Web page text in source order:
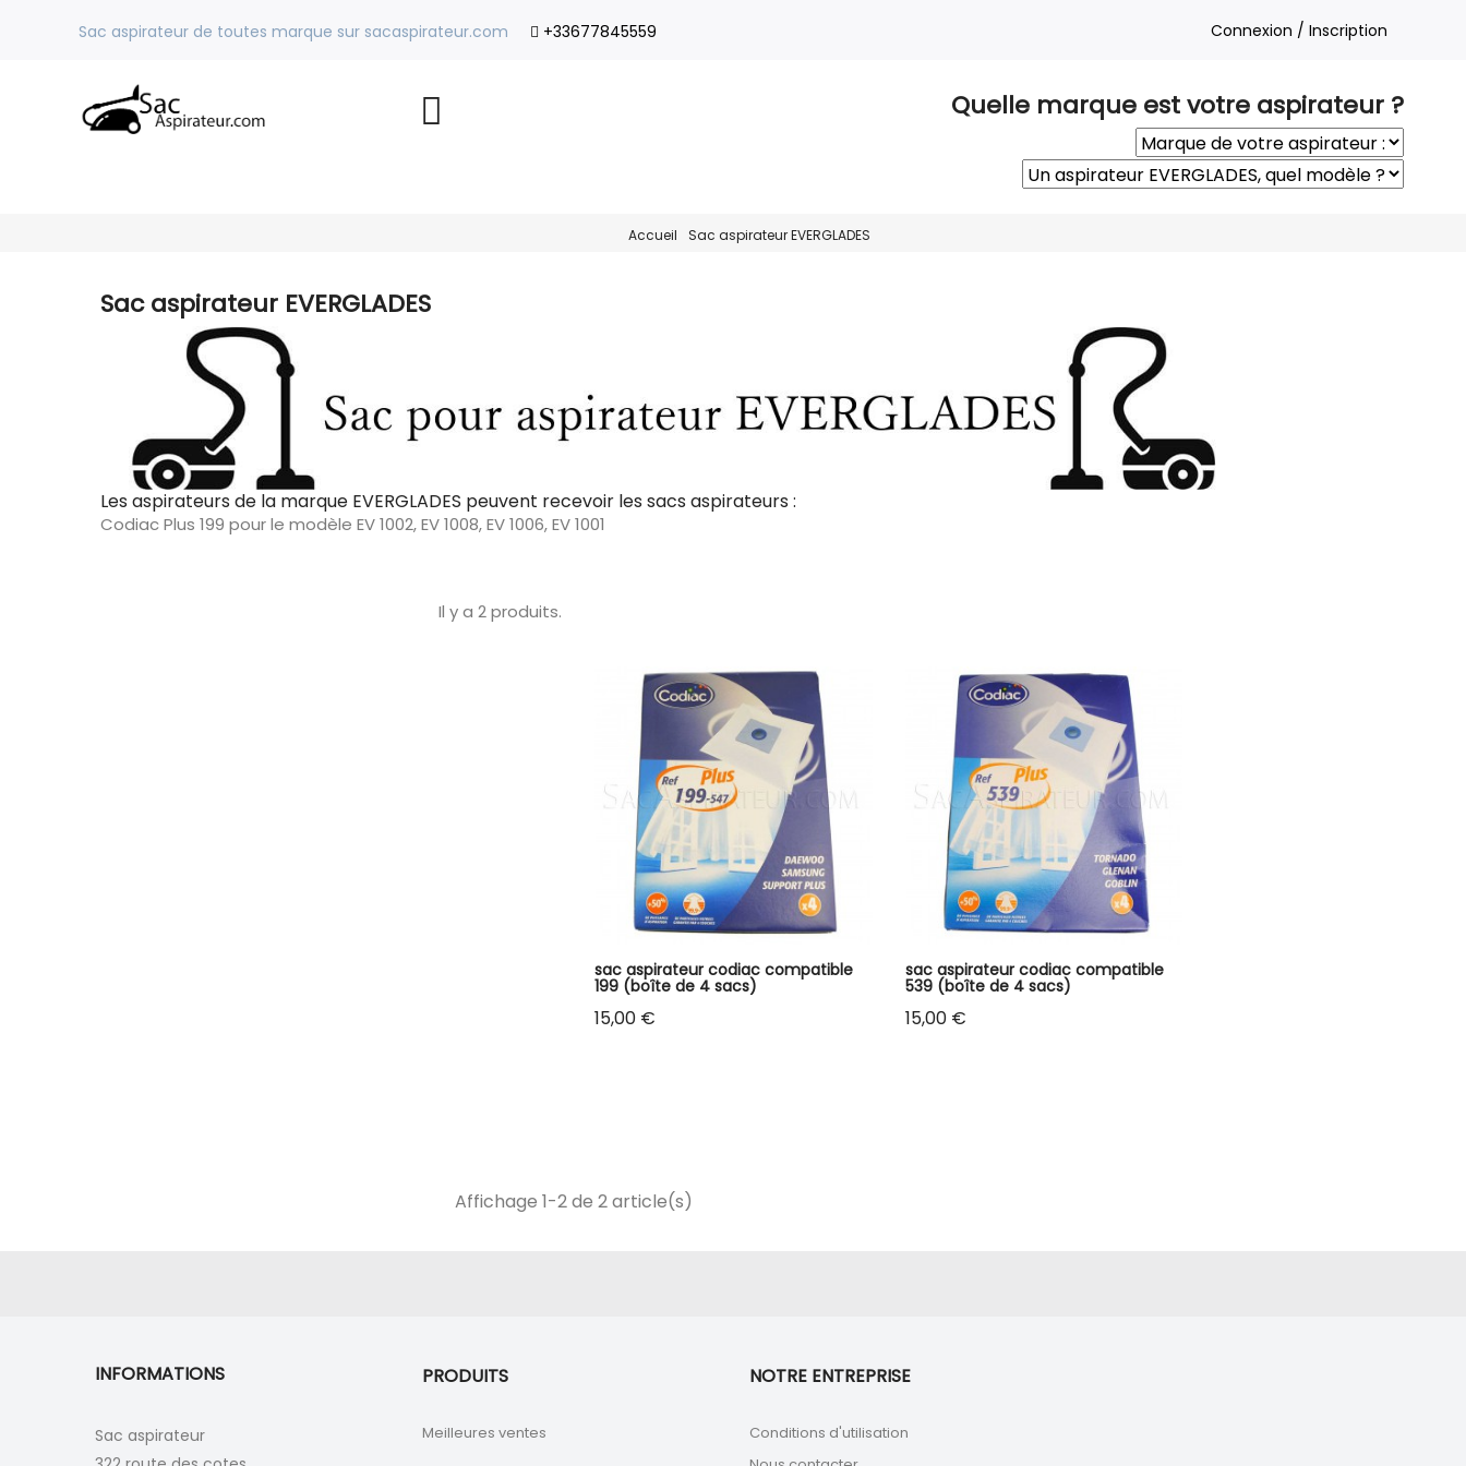
Sac aspirateur de toutes marque sur sacaspirateur.com +33677845559 Connexion / Inscription
Quelle marque est votre aspirateur ?
Accueil Sac aspirateur EVERGLADES
Sac aspirateur EVERGLADES
Les aspirateurs de la marque EVERGLADES peuvent recevoir les sacs aspirateurs :
Codiac Plus 199 pour le modèle EV 1002, EV 1008, EV 1006, EV 1001
Il y a 2 produits.
sac aspirateur codiac compatible
199 (boîte de 4 sacs)
Prix
15,00 €
sac aspirateur codiac compatible
539 (boîte de 4 sacs)
Prix
15,00 €
Affichage 1-2 de 2 article(s)
INFORMATIONS
Sac aspirateur
PRODUITS
Meilleures ventes
NOTRE ENTREPRISE
Conditions d'utilisation